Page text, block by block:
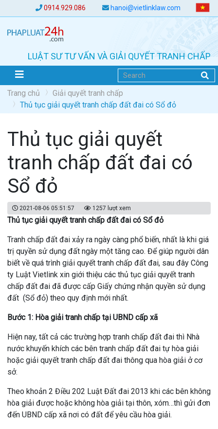
0914.929.086 hanoi@vietlinklaw.com
LUẬT SƯ TƯ VẤN VÀ GIẢI QUYẾT TRANH CHẤP
Trang chủ
Giải quyết tranh chấp
Thủ tục giải quyết tranh chấp đất đai có Sổ đỏ
Thủ tục giải quyết
tranh chấp đất đai có
Sổ đỏ
2021-08-06 05:51:57 1257 lượt xem
Thủ tục giải quyết tranh chấp đất đai có Sổ đỏ
Tranh chấp đất đai xảy ra ngày càng phổ biến, nhất là khi giá
trị quyền sử dụng đất ngày một tăng cao. Để giúp người dân
biết về quá trình giải quyết tranh chấp đất đai, sau đây Công
ty Luật Vietlink xin giới thiệu các thủ tục giải quyết tranh
chấp đất đai đã được cấp Giấy chứng nhận quyền sử dụng
đất (Sổ đỏ) theo quy định mới nhất.
Bước 1: Hòa giải tranh chấp tại UBND cấp xã
Hiện nay, tất cả các trường hợp tranh chấp đất đai thì Nhà
nước khuyến khích các bên tranh chấp đất đai tự hòa giải
hoặc giải quyết tranh chấp đất đai thông qua hòa giải ở cơ
sở.
Theo khoản 2 Điều 202 Luật Đất đai 2013 khi các bên không
hòa giải được hoặc không hòa giải tại thôn, xóm…thì gửi đơn
đến UBND cấp xã nơi có đất để yêu cầu hòa giải.